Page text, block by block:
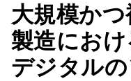
大規模か
製造にお
デジタル